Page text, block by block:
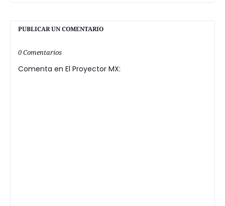
PUBLICAR UN COMENTARIO
0 Comentarios
Comenta en El Proyector MX: